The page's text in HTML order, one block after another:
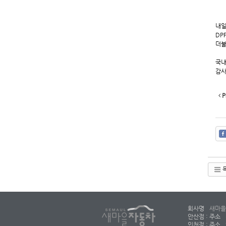
내
더
국
감
회사명 새마
안산점 : 주소
인천점 : 주소